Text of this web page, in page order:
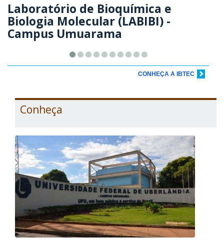
Laboratório de Bioquímica e
Biologia Molecular (LABIBI) -
Campus Umuarama
CONHEÇA A IBTEC
Conheça